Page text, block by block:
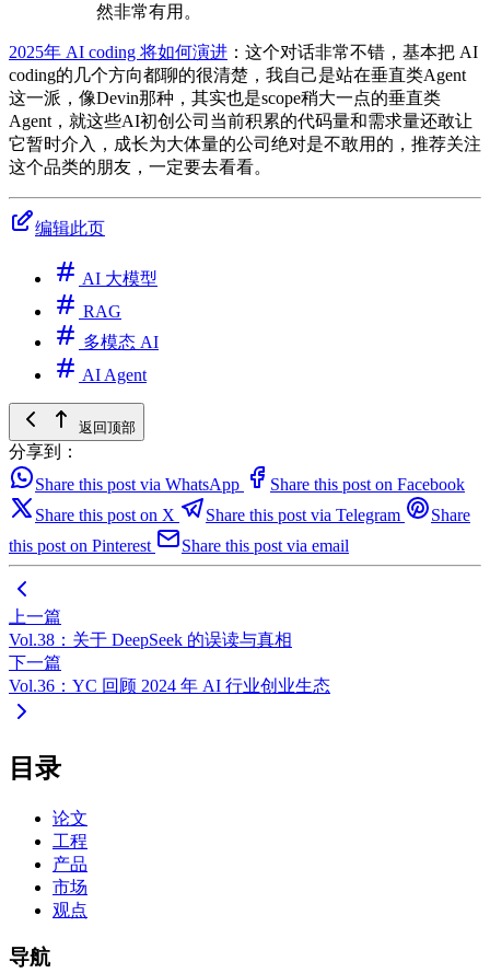
然非常有用。
2025年 AI coding 将如何演进 ：这个对话非常不错，基本把 AI
coding的几个方向都聊的很清楚，我自己是站在垂直类Agent
这一派，像Devin那种，其实也是scope稍大一点的垂直类
Agent，就这些AI初创公司当前积累的代码量和需求量还敢让
它暂时介入，成长为大体量的公司绝对是不敢用的，推荐关注
这个品类的朋友，一定要去看看。
编辑此页
AI 大模型
RAG
多模态 AI
AI Agent
返回顶部
分享到：
Share this post via WhatsApp
Share this post on Facebook
Share this post on X
Share this post via Telegram
Share
this post on Pinterest
Share this post via email
上一篇
Vol.38：关于 DeepSeek 的误读与真相
下一篇
Vol.36：YC 回顾 2024 年 AI 行业创业生态
目录
论文
工程
产品
市场
观点
导航